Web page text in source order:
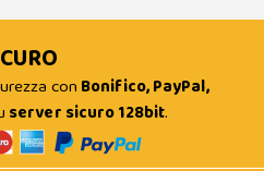
con Bonifico, PayPal,
server sicuro 128bit.